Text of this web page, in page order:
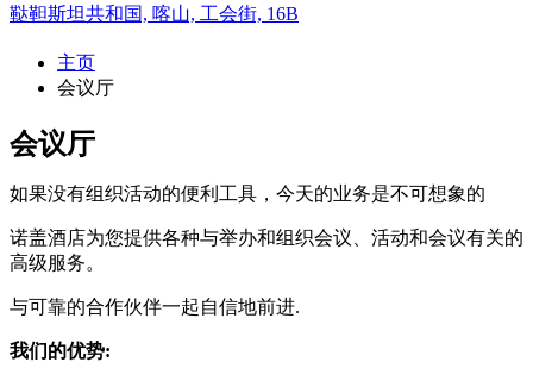
鞑靼斯坦共和国, 喀山, 工会街, 16B
主页
会议厅
会议厅
如果没有组织活动的便利工具，今天的业务是不可想象的
诺盖酒店为您提供各种与举办和组织会议、活动和会议有关的
高级服务。
与可靠的合作伙伴一起自信地前进.
我们的优势: